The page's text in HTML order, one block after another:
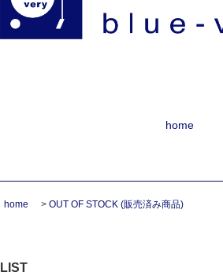
home
home > OUT OF STOCK (販売済み商品)
LIST